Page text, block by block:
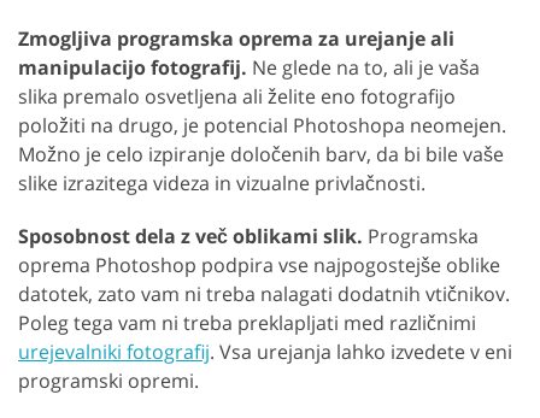
Zmogljiva programska oprema za urejanje ali
manipulacijo fotografij. Ne glede na to, ali je vaša
slika premalo osvetljena ali želite eno fotografijo
položiti na drugo, je potencial Photoshopa neomejen.
Možno je celo izpiranje določenih barv, da bi bile vaše
slike izrazitega videza in vizualne privlačnosti.
Sposobnost dela z več oblikami slik. Programska
oprema Photoshop podpira vse najpogostejše oblike
datotek, zato vam ni treba nalagati dodatnih vtičnikov.
Poleg tega vam ni treba preklapljati med različnimi
urejevalniki fotografij. Vsa urejanja lahko izvedete v eni
programski opremi.